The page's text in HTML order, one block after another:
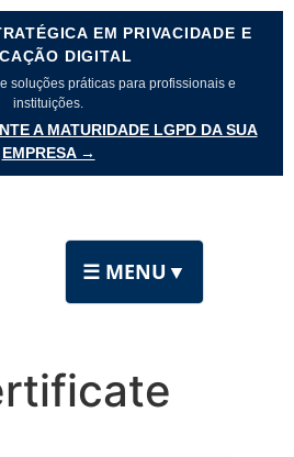
EM PRIVACIDADE E
DIGITAL
soluções práticas para profissionais e
instituições.
A MATURIDADE LGPD DA SUA
EMPRESA →
☰ MENU ▼